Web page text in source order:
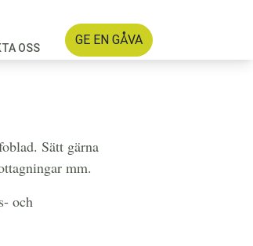
OSS
GE EN GÅVA
Sätt gärna
mm.
och